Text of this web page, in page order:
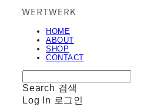
HOME
ABOUT
SHOP
CONTACT
Search 검색
Log In 로그인